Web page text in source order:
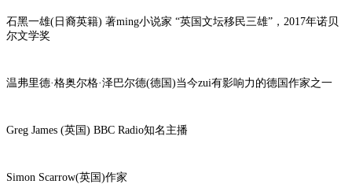
石黑一雄(日裔英籍) 著ming小说家 “英国文坛移民三雄”，2017年诺贝
尔文学奖
温弗里德·格奥尔格·泽巴尔德(德国)当今zui有影响力的德国作家之一
Greg James (英国) BBC Radio知名主播
Simon Scarrow(英国)作家